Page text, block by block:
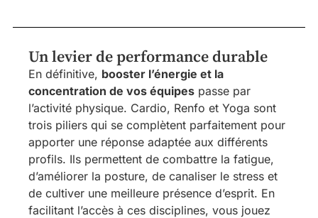
Un levier de performance durable
En définitive, booster l’énergie et la
concentration de vos équipes passe par
l’activité physique. Cardio, Renfo et Yoga sont
trois piliers qui se complètent parfaitement pour
apporter une réponse adaptée aux différents
profils. Ils permettent de combattre la fatigue,
d’améliorer la posture, de canaliser le stress et
de cultiver une meilleure présence d’esprit. En
facilitant l’accès à ces disciplines, vous jouez